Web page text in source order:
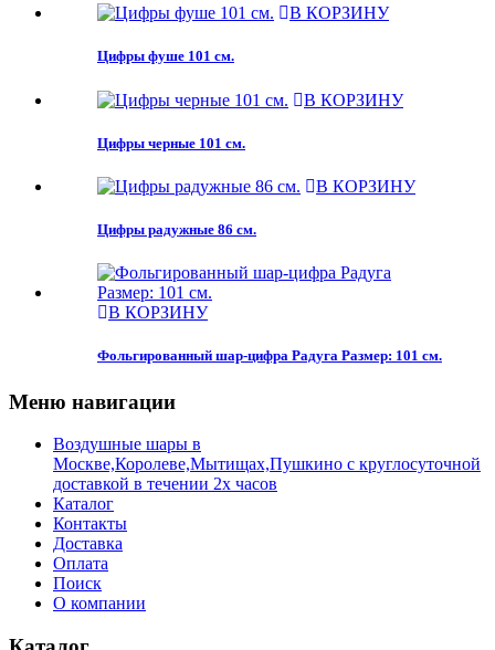
В КОРЗИНУ
Цифры фуше 101 см.
В КОРЗИНУ
Цифры черные 101 см.
В КОРЗИНУ
Цифры радужные 86 см.
В КОРЗИНУ
Фольгированный шар-цифра Радуга Размер: 101 см.
Меню навигации
Воздушные шары в
Москве,Королеве,Мытищах,Пушкино с круглосуточной
доставкой в течении 2х часов
Каталог
Контакты
Доставка
Оплата
Поиск
О компании